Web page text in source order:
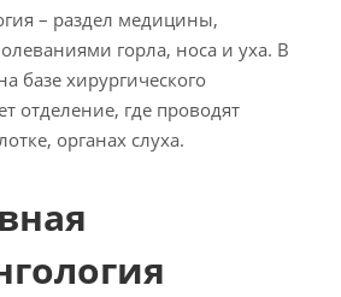
– раздел медицины,
горла, носа и уха. В
базе хирургического
отделение, где проводят
органах слуха.